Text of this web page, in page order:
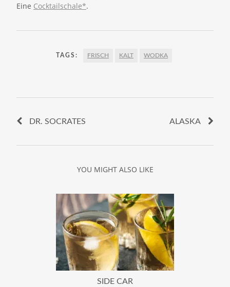
Eine Cocktailschale*.
TAGS: FRISCH KALT WODKA
DR. SOCRATES ALASKA
YOU MIGHT ALSO LIKE
SIDE CAR